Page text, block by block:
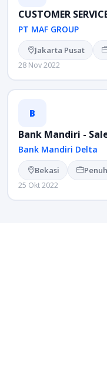
CUSTOMER
PT MAF GROUP
Jakarta Pusat
28 Nov 2022
B
Bank Mandiri -
Bank Mandiri Delta
Bekasi
25 Okt 2022